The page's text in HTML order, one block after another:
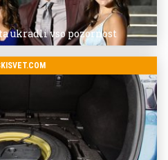
ukradli vso pozornost